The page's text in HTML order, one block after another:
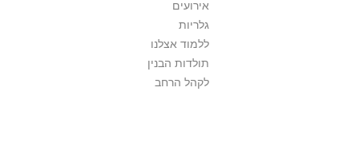
אירועים
גלריות
ללמוד אצלנו
תולדות הבנין
לקהל הרחב